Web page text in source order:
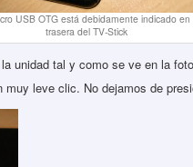
USB OTG está debidamente indicado en
trasera del TV-Stick
unidad tal y como se ve en la
muy leve clic. No dejamos de